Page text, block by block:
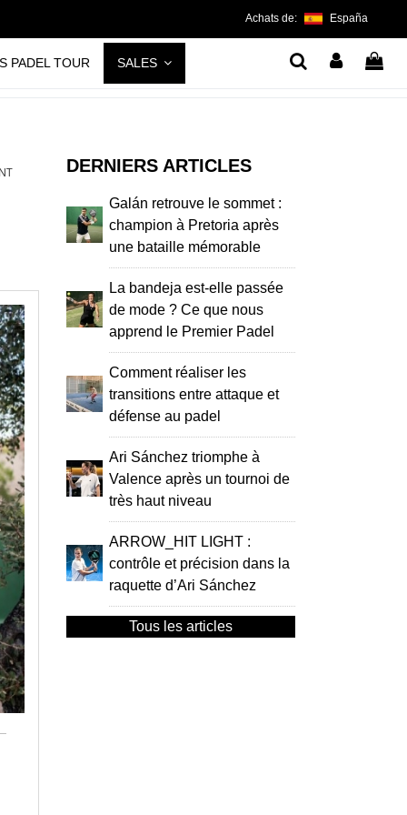
Achats de: España
PADEL TOUR SALES
DERNIERS ARTICLES
Galán retrouve le sommet :
champion à Pretoria après
une bataille mémorable
La bandeja est-elle passée
de mode ? Ce que nous
apprend le Premier Padel
Comment réaliser les
transitions entre attaque et
défense au padel
Ari Sánchez triomphe à
Valence après un tournoi de
très haut niveau
ARROW_HIT LIGHT :
contrôle et précision dans la
raquette d’Ari Sánchez
Tous les articles